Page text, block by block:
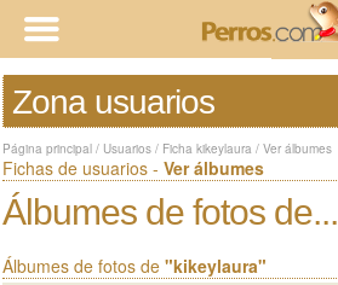
Zona usuarios
Página principal / Usuarios / Ficha kikeylaura / Ver álbumes
Fichas de usuarios - Ver álbumes
Álbumes de fotos de...
Álbumes de fotos de "kikeylaura"